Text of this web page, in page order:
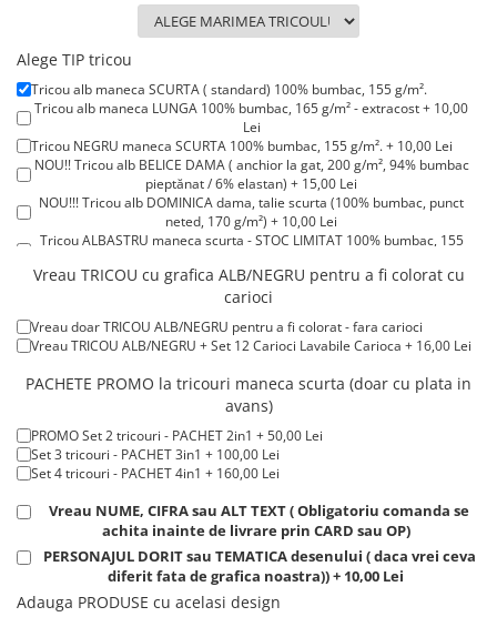
Pijamale BIG SIZE femei
Cadouri ocazii speciale
Tricouri de craciun
Tricouri de cuplu Valentine's Day
Valentine's Day
Cadouri pentru Bunici
Cadouri pentru Nasi si Fini
Cadouri Craciun
Cadouri pentru profesori sau absolventi
Cadouri Traditionale Romanesti
8 Martie
Cadouri pentru CUPLU El & Ea
Cadouri Iubitori de animale
Cadouri GRAVIDE
Cadouri pentru sportivi
Cadouri Pensionare
Alege TIP tricou
Tricou alb maneca SCURTA ( standard) 100% bumbac, 155 g/m².
Tricou alb maneca LUNGA 100% bumbac, 165 g/m² - extracost + 10,00
Lei
Tricou NEGRU maneca SCURTA 100% bumbac, 155 g/m². + 10,00 Lei
NOU!! Tricou alb BELICE DAMA ( anchior la gat, 200 g/m², 94% bumbac
pieptănat / 6% elastan) + 15,00 Lei
NOU!!! Tricou alb DOMINICA dama, talie scurta (100% bumbac, punct
neted, 170 g/m²) + 10,00 Lei
Tricou ALBASTRU maneca scurta - STOC LIMITAT 100% bumbac, 155
Tricou ROSU maneca scurta 100% bumbac, 155 g/m². + 15,00 Lei
Tricou POLO alb maneca SCURTA 200-220 g/m² - marimi COPII + 15,00
Tricou POLO alb maneca LUNGA 200-220 g/m² marimi COPII + 20,00
Lei
- extracost + 20,00 Lei
Vreau TRICOU cu grafica ALB/NEGRU pentru a fi colorat cu
carioci
Vreau doar TRICOU ALB/NEGRU pentru a fi colorat - fara carioci
Vreau TRICOU ALB/NEGRU + Set 12 Carioci Lavabile Carioca + 16,00 Lei
PACHETE PROMO la tricouri maneca scurta (doar cu plata in
avans)
PROMO Set 2 tricouri - PACHET 2in1 + 50,00 Lei
Set 3 tricouri - PACHET 3in1 + 100,00 Lei
Set 4 tricouri - PACHET 4in1 + 160,00 Lei
Vreau NUME, CIFRA sau ALT TEXT ( Obligatoriu comanda se
achita inainte de livrare prin CARD sau OP)
PERSONAJUL DORIT sau TEMATICA desenului ( daca vrei ceva
diferit fata de grafica noastra)) + 10,00 Lei
Adauga PRODUSE cu acelasi design